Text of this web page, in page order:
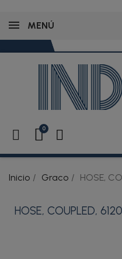
MENÚ
Inicio Graco HOSE,
HOSE, COUPLED,